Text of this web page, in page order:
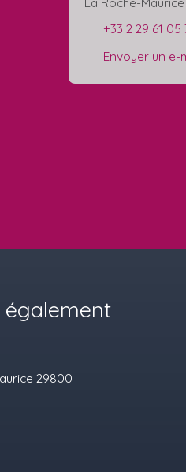
+33 2 29 61 05
Envoyer un e-
également